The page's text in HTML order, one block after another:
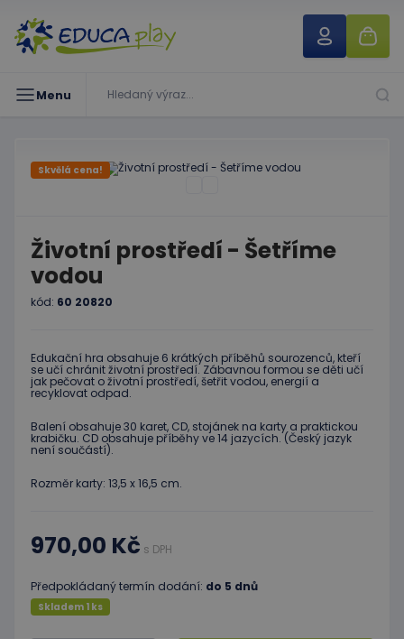
Menu
Skvělá cena!
Životní prostředí - Šetříme
vodou
kód: 60 20820
Edukační hra obsahuje 6 krátkých příběhů sourozenců, kteří
se učí chránit životní prostředí. Zábavnou formou se děti učí
jak pečovat o životní prostředí, šetřit vodou, energií a
recyklovat odpad.
Balení obsahuje 30 karet, CD, stojánek na karty a praktickou
krabičku. CD obsahuje příběhy ve 14 jazycích. (Český jazyk
není součástí).
Rozměr karty: 13,5 x 16,5 cm.
970,00 Kč s DPH
Předpokládaný termín dodání: do 5 dnů
Skladem 1 ks